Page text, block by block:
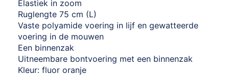
Elastiek in zoom
Ruglengte 75 cm (L)
Vaste polyamide voering in lijf en gewatteerde
voering in de mouwen
Een binnenzak
Uitneembare bontvoering met een binnenzak
Kleur: fluor oranje